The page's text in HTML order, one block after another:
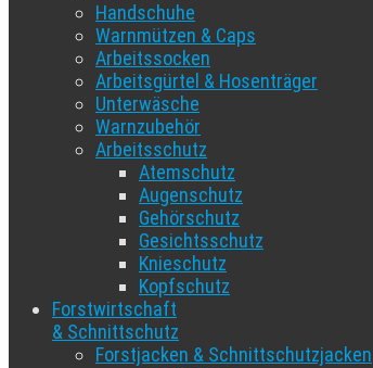
Handschuhe
Warnmützen & Caps
Arbeitssocken
Arbeitsgürtel & Hosenträger
Unterwäsche
Warnzubehör
Arbeitsschutz
Atemschutz
Augenschutz
Gehörschutz
Gesichtsschutz
Knieschutz
Kopfschutz
Forstwirtschaft
& Schnittschutz
Forstjacken & Schnittschutzjacken